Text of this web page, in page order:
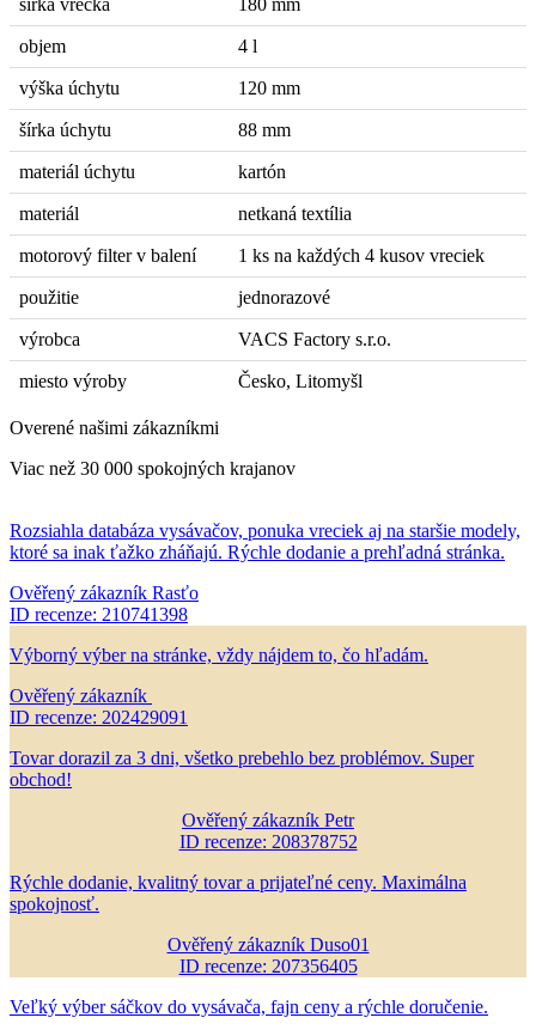
šírka vrecka 180 mm
objem 4 l
výška úchytu 120 mm
šírka úchytu 88 mm
materiál úchytu kartón
materiál netkaná textília
motorový filter v balení 1 ks na každých 4 kusov vreciek
použitie jednorazové
výrobca VACS Factory s.r.o.
miesto výroby Česko, Litomyšl
Overené našimi zákazníkmi
Viac než 30 000 spokojných krajanov
Rozsiahla databáza vysávačov, ponuka vreciek aj na staršie modely,
ktoré sa inak ťažko zháňajú. Rýchle dodanie a prehľadná stránka.
Ověřený zákazník Rasťo
ID recenze: 210741398
Výborný výber na stránke, vždy nájdem to, čo hľadám.
Ověřený zákazník
ID recenze: 202429091
Tovar dorazil za 3 dni, všetko prebehlo bez problémov. Super
obchod!
Ověřený zákazník Petr
ID recenze: 208378752
Rýchle dodanie, kvalitný tovar a prijateľné ceny. Maximálna
spokojnosť.
Ověřený zákazník Duso01
ID recenze: 207356405
Veľký výber sáčkov do vysávača, fajn ceny a rýchle doručenie.